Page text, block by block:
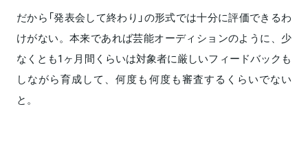
だから「発表会して終わり」の形式では十分に評価できるわ
けがない。本来であれば芸能オーディションのように、少
なくとも1ヶ月間くらいは対象者に厳しいフィードバックも
しながら育成して、何度も何度も審査するくらいでない
と。